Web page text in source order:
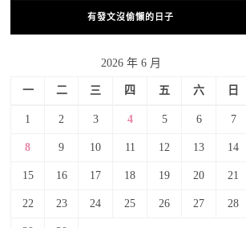
有發文沒偷懶的日子
2026 年 6 月
一 二 三 四 五 六 日
1 2 3 4 5 6 7
8 9 10 11 12 13 14
15 16 17 18 19 20 21
22 23 24 25 26 27 28